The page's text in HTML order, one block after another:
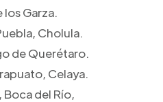
los Garza.
Cholula.
de Querétaro.
Celaya.
Boca del Río,